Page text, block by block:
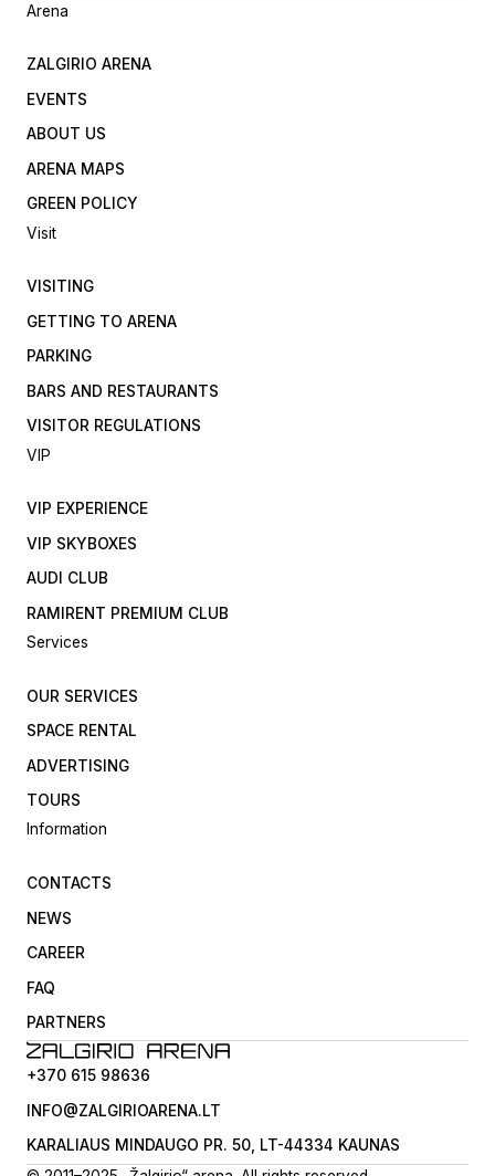
Arena
ZALGIRIO ARENA
EVENTS
ABOUT US
ARENA MAPS
GREEN POLICY
Visit
VISITING
GETTING TO ARENA
PARKING
BARS AND RESTAURANTS
VISITOR REGULATIONS
VIP
VIP EXPERIENCE
VIP SKYBOXES
AUDI CLUB
RAMIRENT PREMIUM CLUB
Services
OUR SERVICES
SPACE RENTAL
ADVERTISING
TOURS
Information
CONTACTS
NEWS
CAREER
FAQ
PARTNERS
+370 615 98636
INFO@ZALGIRIOARENA.LT
KARALIAUS MINDAUGO PR. 50, LT-44334 KAUNAS